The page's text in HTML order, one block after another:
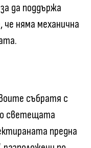
да поддържа
няма механична
събратя с
светещата
предна